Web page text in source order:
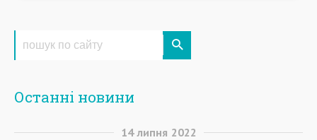
Останні новини
14 липня 2022